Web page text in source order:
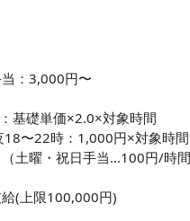
当：3,000円〜
基礎単価×2.0×対象時間
〜22時：1,000円×対象時間
（土曜・祝日手当…100円/時
給(上限100,000円)